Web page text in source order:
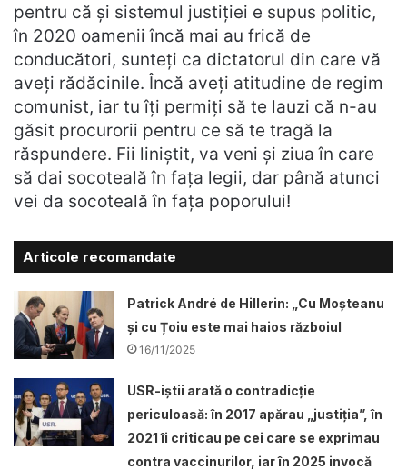
pentru că și sistemul justiției e supus politic,
în 2020 oamenii încă mai au frică de
conducători, sunteți ca dictatorul din care vă
aveți rădăcinile. Încă aveți atitudine de regim
comunist, iar tu îți permiți să te lauzi că n-au
găsit procurorii pentru ce să te tragă la
răspundere. Fii liniștit, va veni și ziua în care
să dai socoteală în fața legii, dar până atunci
vei da socoteală în fața poporului!
Articole recomandate
Patrick André de Hillerin: „Cu Moșteanu
și cu Țoiu este mai haios războiul
16/11/2025
USR-iștii arată o contradicție
periculoasă: în 2017 apărau „justiția”, în
2021 îi criticau pe cei care se exprimau
contra vaccinurilor, iar în 2025 invocă